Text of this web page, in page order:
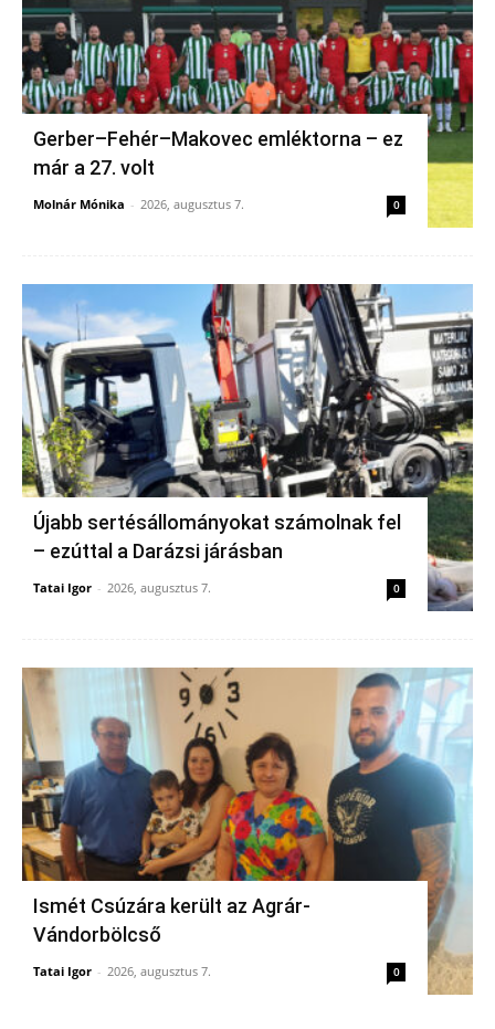
Gerber–Fehér–Makovec emléktorna – ez
már a 27. volt
Molnár Mónika - 2026, augusztus 7. 0
Újabb sertésállományokat számolnak fel
– ezúttal a Darázsi járásban
Tatai Igor - 2026, augusztus 7. 0
Ismét Csúzára került az Agrár-
Vándorbölcső
Tatai Igor - 2026, augusztus 7. 0